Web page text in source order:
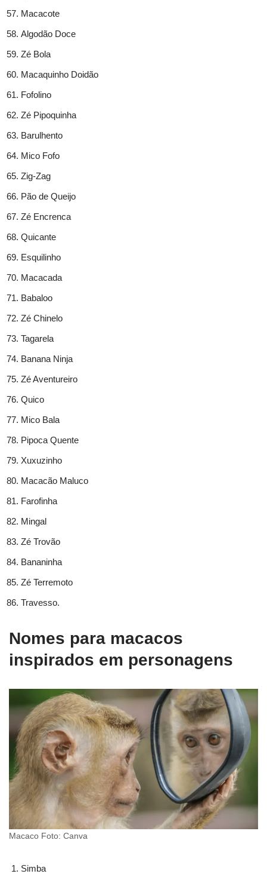
Macacote
Algodão Doce
Zé Bola
Macaquinho Doidão
Fofolino
Zé Pipoquinha
Barulhento
Mico Fofo
Zig-Zag
Pão de Queijo
Zé Encrenca
Quicante
Esquilinho
Macacada
Babaloo
Zé Chinelo
Tagarela
Banana Ninja
Zé Aventureiro
Quico
Mico Bala
Pipoca Quente
Xuxuzinho
Macacão Maluco
Farofinha
Mingal
Zé Trovão
Bananinha
Zé Terremoto
Travesso.
Nomes para macacos
inspirados em personagens
Macaco Foto: Canva
Simba